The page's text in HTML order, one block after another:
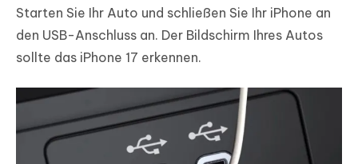
Starten Sie Ihr Auto und schließen Sie Ihr iPhone an
den USB-Anschluss an. Der Bildschirm Ihres Autos
sollte das iPhone 17 erkennen.